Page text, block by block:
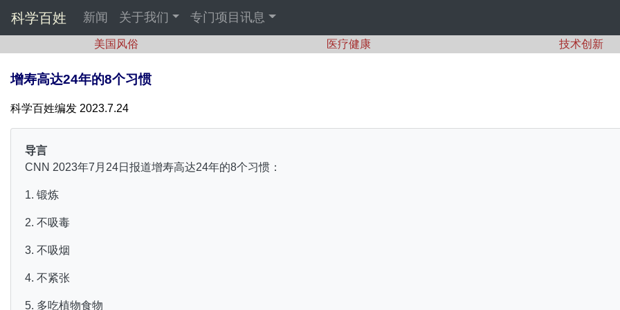
科学百姓 新闻 关于我们 专门项目讯息
美国风俗 医疗健康 技术创新
增寿高达24年的8个习惯
科学百姓编发 2023.7.24
导言
CNN 2023年7月24日报道增寿高达24年的8个习惯：
1. 锻炼
2. 不吸毒
3. 不吸烟
4. 不紧张
5. 多吃植物食物